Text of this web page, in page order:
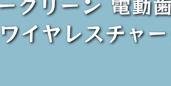
イヤレスチャー